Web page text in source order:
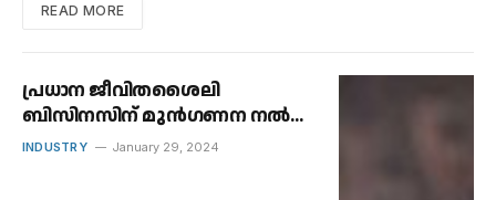
READ MORE
പ്രധാന ജീവിതശൈലി
ബിസിനസിന് മുൻഗണന നൽകി
സ്മാർട്ട് വാച്ച് മാർക്കറ്റിൽ നിന്ന്
INDUSTRY January 29, 2024